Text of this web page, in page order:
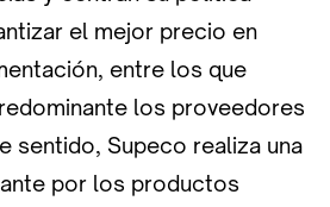
el mejor precio en
entre los que
los proveedores
sentido, Supeco realiza una
por los productos